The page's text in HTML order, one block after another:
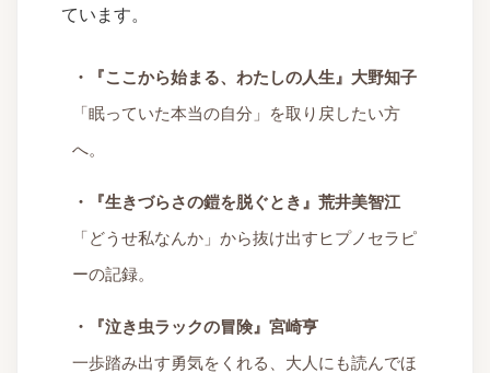
ています。
・『ここから始まる、わたしの人生』大野知子
「眠っていた本当の自分」を取り戻したい方
へ。
・『生きづらさの鎧を脱ぐとき』荒井美智江
「どうせ私なんか」から抜け出すヒプノセラピ
ーの記録。
・『泣き虫ラックの冒険』宮崎亨
一歩踏み出す勇気をくれる、大人にも読んでほ